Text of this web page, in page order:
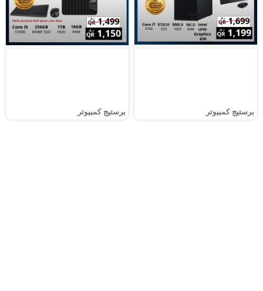
برستيج كمبيوتر برستيج كمبيوتر